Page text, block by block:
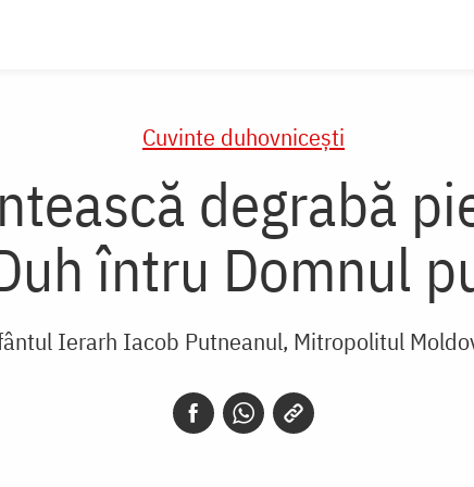
Cuvinte duhovnicești
degrabă
întru Domnul
Ierarh Iacob Putneanul, Mitropolitul